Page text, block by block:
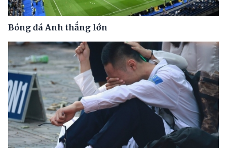
Bóng đá Anh thắng lớn